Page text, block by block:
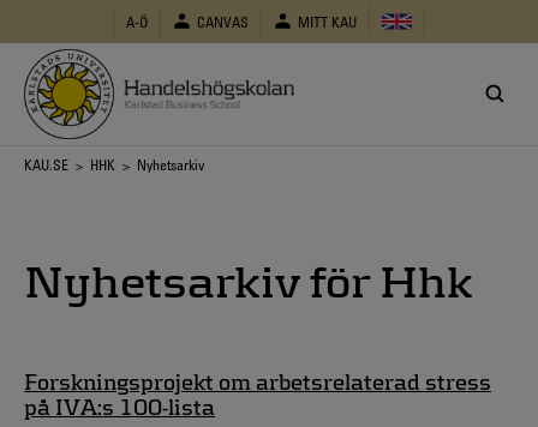
huvudinnehåll
A-Ö CANVAS MITT KAU
Länkstig
KAU.SE > HHK > Nyhetsarkiv
Nyhetsarkiv för Hhk
Forskningsprojekt om arbetsrelaterad stress
på IVA:s 100-lista